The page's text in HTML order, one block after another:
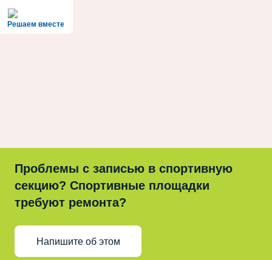
Решаем вместе
Проблемы с записью в спортивную
секцию? Спортивные площадки
требуют ремонта?
Напишите об этом